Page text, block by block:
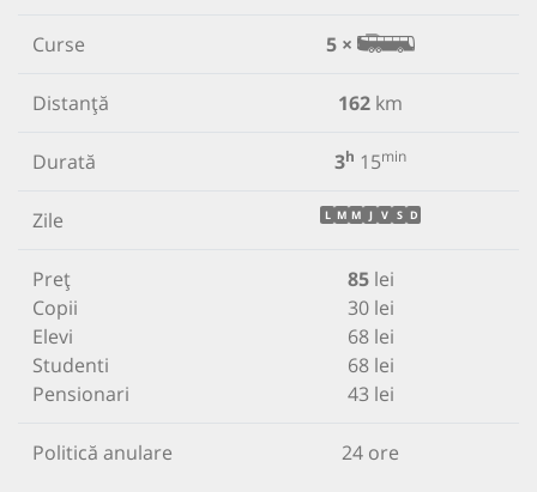
Curse 5 ×
Distanță 162 km
Durată 3h 15min
Zile L M M J V S D
Preț
Copii
Elevi
Studenti
Pensionari
85lei
30 lei
68 lei
68 lei
43 lei
Politică anulare 24 ore